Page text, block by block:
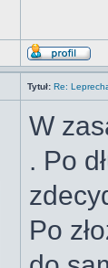
Tytuł: Re:
W
. Po
Po